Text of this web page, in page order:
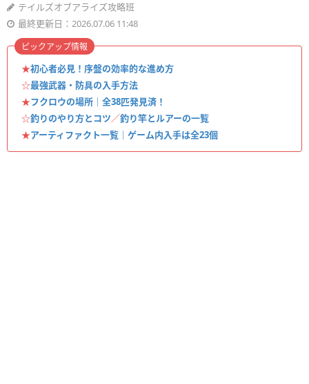
テイルズオブアライズ攻略班
最終更新日：2026.07.06 11:48
★初心者必見！序盤の効率的な進め方
☆最強武器・防具の入手方法
★フクロウの場所｜全38匹発見済！
☆釣りのやり方とコツ／釣り竿とルアーの一覧
★アーティファクト一覧｜ゲーム内入手は全23個
ピックアップ情報